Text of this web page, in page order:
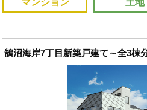
マンション 土地
鵠沼海岸7丁目新築戸建て～全3棟